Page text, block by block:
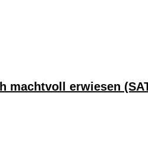
machtvoll erwiesen